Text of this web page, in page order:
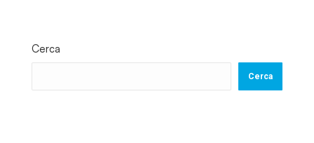
Cerca
Cerca